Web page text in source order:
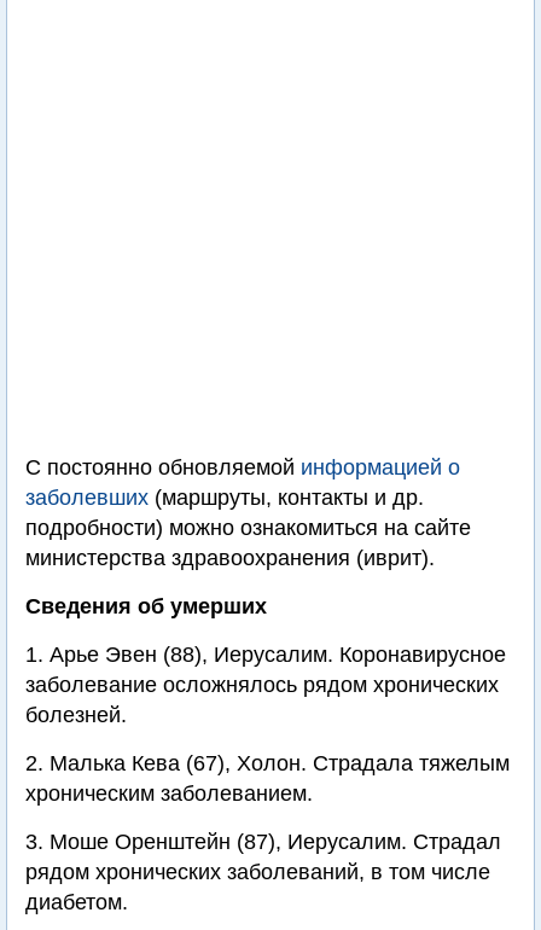
С постоянно обновляемой информацией о
заболевших (маршруты, контакты и др.
подробности) можно ознакомиться на сайте
министерства здравоохранения (иврит).
Сведения об умерших
1. Арье Эвен (88), Иерусалим. Коронавирусное
заболевание осложнялось рядом хронических
болезней.
2. Малька Кева (67), Холон. Страдала тяжелым
хроническим заболеванием.
3. Моше Оренштейн (87), Иерусалим. Страдал
рядом хронических заболеваний, в том числе
диабетом.